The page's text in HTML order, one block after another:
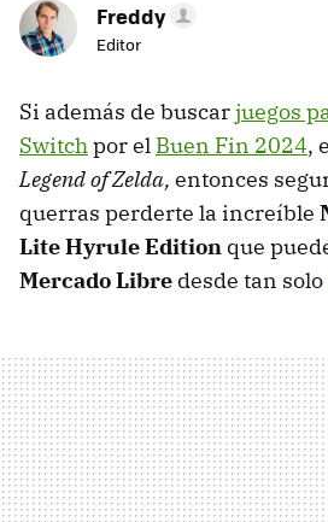
Freddy
Editor
Si además de buscarjuegos
Switchpor el Buen Fin 2024,
Legend of Zelda, entonces
querras perderte la increíble
Lite Hyrule Edition que
Mercado Libre desde tan solo